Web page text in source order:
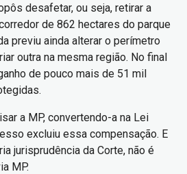
desafetar, ou seja, retirar a
de 862 hectares do parque
previu ainda alterar o perímetro
outra na mesma região. No final
de pouco mais de 51 mil
a MP, convertendo-a na Lei
excluiu essa compensação. E
jurisprudência da Corte, não é
MP.